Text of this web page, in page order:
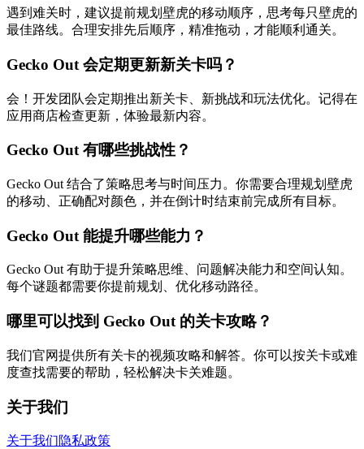
遇到难关时，建议提前规划壁虎的移动顺序，思考每只壁虎的
最佳路线。合理安排先后顺序，精准拖动，才能顺利通关。
Gecko Out 会定期更新新关卡吗？
会！开发团队会定期推出新关卡、新挑战和玩法优化。记得在
应用商店检查更新，体验最新内容。
Gecko Out 有哪些挑战性？
Gecko Out 结合了策略思考与时间压力。你需要合理规划壁虎
的移动、正确配对颜色，并在倒计时结束前完成所有目标。
Gecko Out 能提升哪些能力？
Gecko Out 有助于提升策略思维、问题解决能力和空间认知。
每个谜题都需要你提前规划、优化移动路径。
哪里可以找到 Gecko Out 的关卡攻略？
我们官网提供所有关卡的视频攻略和解答。你可以按关卡或难
度查找需要的帮助，轻松解决卡关难题。
关于我们
关于我们隐私政策